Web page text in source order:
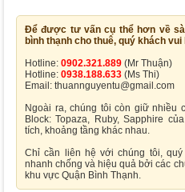
Để được tư vấn cụ thể hơn về
bình thạnh cho thuê, quý khách vui
Hotline: 0902.321.889 (Mr Thuận)
Hotline: 0938.188.633 (Ms Thi)
Email: thuannguyentu@gmail.com
Ngoài ra, chúng tôi còn giữ nhiều
Block: Topaza, Ruby, Sapphire
tích, khoảng tầng khác nhau.
Chỉ cần liên hệ với chúng tôi,
nhanh chống và hiệu quả bởi các
khu vực Quận Bình Thạnh.